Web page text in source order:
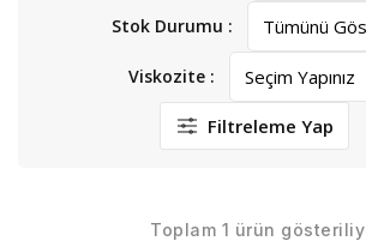
Stok Durumu :
Viskozite :
Filtreleme Yap
Toplam 1 ürün